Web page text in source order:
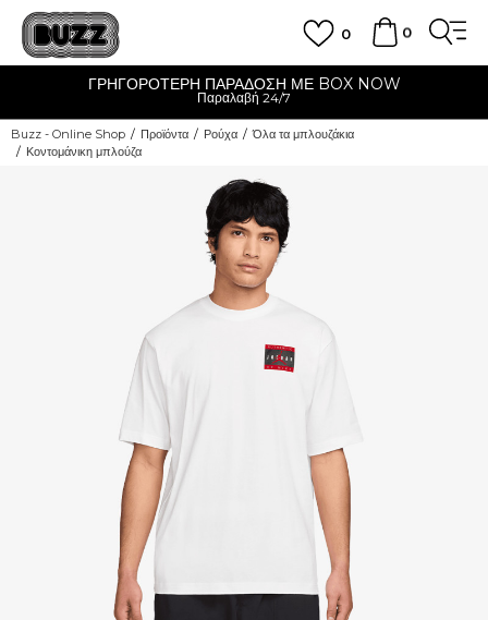
0
0
ΓΡΗΓΟΡΟΤΕΡΗ ΠΑΡΑΔΟΣΗ ΜΕ BOX NOW
Παραλαβή 24/7
Buzz - Online Shop Προϊόντα Ρούχα
Όλα τα μπλουζάκια
Κοντομάνικη μπλούζα